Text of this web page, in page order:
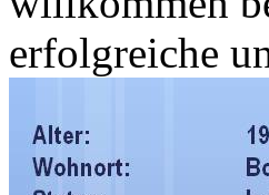
erfolgreiche